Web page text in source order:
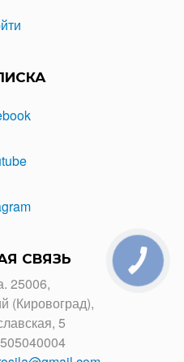
СВЯЗЬ
25006,
(Кировоград),
5
КНОПКА
ЗВ'ЯЗКУ